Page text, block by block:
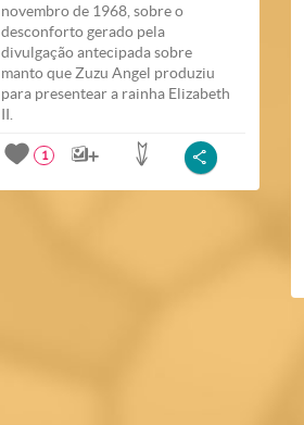
novembro de 1968, sobre o
desconforto gerado pela
divulgação antecipada sobre
manto que Zuzu Angel produziu
para presentear a rainha Elizabeth
II.
1